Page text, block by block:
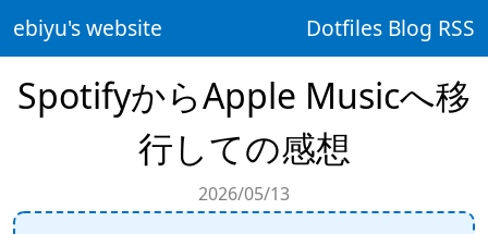
ebiyu's website Dotfiles Blog RSS
SpotifyからApple Musicへ移
行しての感想
2026/05/13